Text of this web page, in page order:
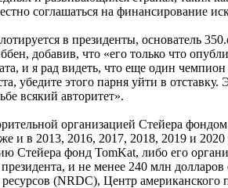
соглашаться на финансирование
в президенты, основатель
добавив, что «его только что
и я рад видеть, что еще один
убедите этого парня уйти в
всякий авторитет».
организацией Стейера
и в 2013, 2016, 2017, 2018, 2019 и
Стейера фонд TomKat, либо его
и не менее 240 млн
(NRDC), Центр